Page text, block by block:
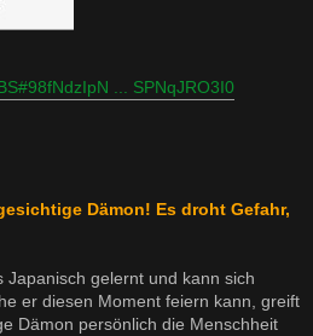
... SPNqJRO3I0
Dämon! Es droht Gefahr,
gelernt und kann sich
er diesen Moment feiern kann, greift
Dämon persönlich die Menschheit